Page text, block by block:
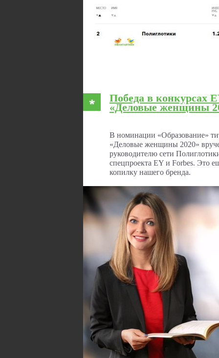
Победа в конкурсах
«Деловые женщины
В номинации «Образование»
«Деловые женщины 2020»
руководителю сети
спецпроекта EY и Forbes. Это
копилку нашего бренда.